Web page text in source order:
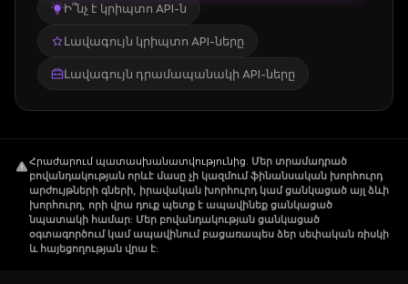
Ի՞նչ է կրիպտո API-ն
Լավագույն կրիպտո API-ները
Լավագույն դրամապանակի API-ները
Հրաժարում պատասխանատվությունից. Մեր տրամադրած
բովանդակության որևէ մասը չի կազմում ֆինանսական խորհուրդ
արժույթների գների, իրավական խորհուրդ կամ ցանկացած այլ ձևի
խորհուրդ, որի վրա դուք պետք է ապավինեք ցանկացած
նպատակի համար: Մեր բովանդակության ցանկացած
օգտագործում կամ ապավինում բացառապես ձեր սեփական ռիսկի
և հայեցողության վրա է: